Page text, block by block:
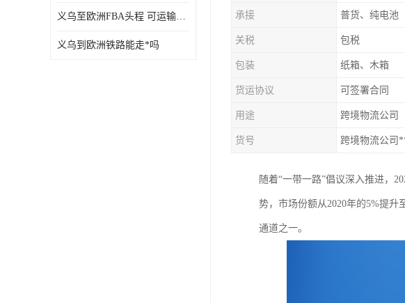
义乌至欧洲FBA头程 可运输货物种类多
义乌到欧洲铁路能走*吗
承接 普货、纯电池
关税 包税
包装 纸箱、木箱
货运协议 可签署合同
用途 跨境物流公司
货号 跨境物流公司
随着“一带一路”倡议深入推进，
势，市场份额从2020年的5%提升
通道之一。